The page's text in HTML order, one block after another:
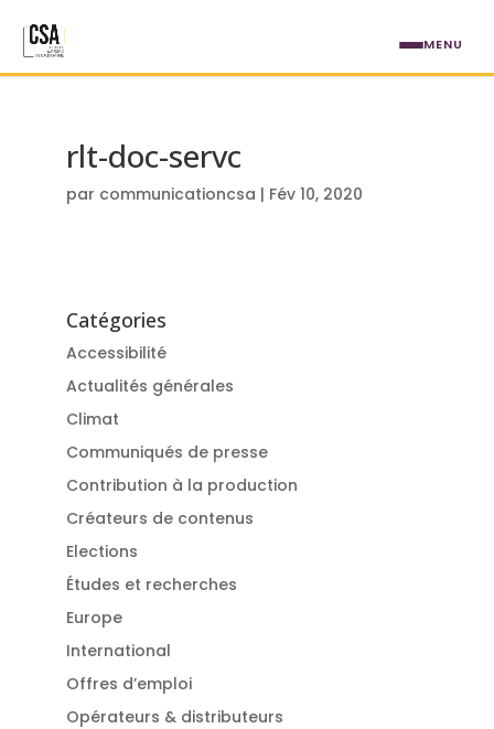
rlt-doc-servc
par communicationcsa | Fév 10, 2020
Catégories
Accessibilité
Actualités générales
Climat
Communiqués de presse
Contribution à la production
Créateurs de contenus
Elections
Études et recherches
Europe
International
Offres d’emploi
Opérateurs & distributeurs
MENU